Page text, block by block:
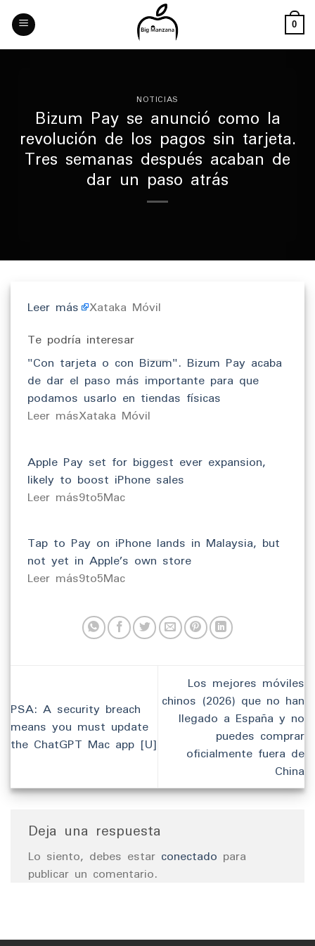
Skip
content
0
NOTICIAS
Bizum Pay se anunció como la
revolución de los pagos sin tarjeta.
Tres semanas después acaban de
dar un paso atrás
Leer más Xataka Móvil
Te podría interesar
"Con tarjeta o con Bizum". Bizum Pay acaba
de dar el paso más importante para que
podamos usarlo en tiendas físicas
​Leer másXataka Móvil
Apple Pay set for biggest ever expansion,
likely to boost iPhone sales
​Leer más9to5Mac
Tap to Pay on iPhone lands in Malaysia, but
not yet in Apple’s own store
​Leer más9to5Mac
PSA: A security breach
means you must update
the ChatGPT Mac app [U]
Los mejores móviles
chinos (2026) que no han
llegado a España y no
puedes comprar
oficialmente fuera de
China
Deja una respuesta
Lo siento, debes estar conectado para
publicar un comentario.